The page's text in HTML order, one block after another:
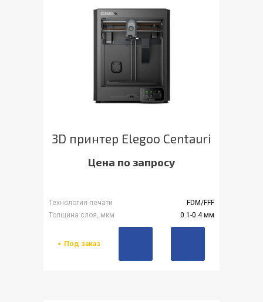
3D принтер Elegoo Centauri
Цена по запросу
Технология печати
FDM/FFF
Толщина слоя, мкм
0.1-0.4 мм
Под заказ